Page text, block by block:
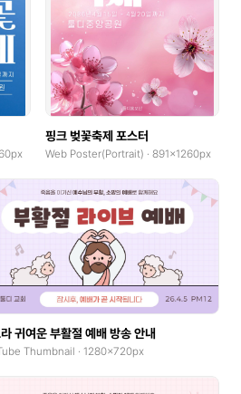
핑크 벚꽃축제 포스터
Web Poster(Portrait) · 891x1260px
귀여운 부활절 예배 방송 안내
Thumbnail · 1280x720px